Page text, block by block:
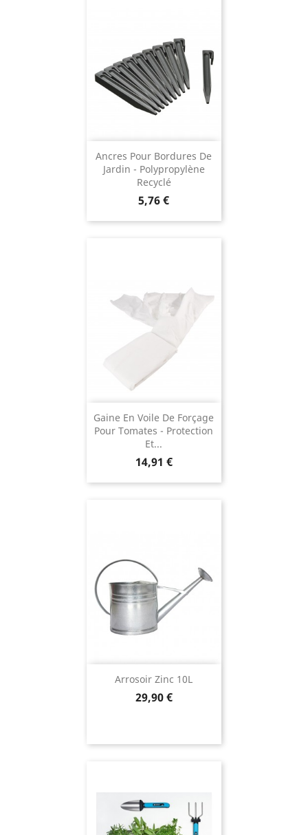
Ancres Pour Bordures De
Jardin - Polypropylène
Recyclé
Prix
5,76 €
Gaine En Voile De Forçage
Pour Tomates - Protection
Et...
Prix
14,91 €
Arrosoir Zinc 10L
Prix
29,90 €